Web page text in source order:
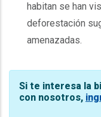
habitan se han
deforestación
amenazadas.
Si te interesa la
con nosotros,